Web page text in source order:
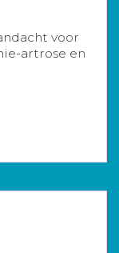
voor
artrose en